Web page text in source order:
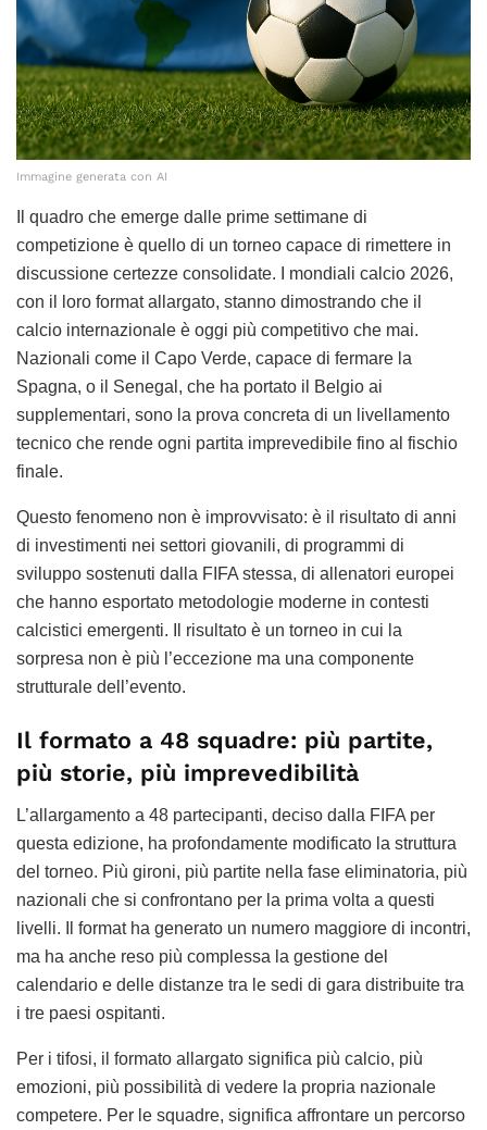
Immagine generata con AI
Il quadro che emerge dalle prime settimane di
competizione è quello di un torneo capace di rimettere in
discussione certezze consolidate. I mondiali calcio 2026,
con il loro format allargato, stanno dimostrando che il
calcio internazionale è oggi più competitivo che mai.
Nazionali come il Capo Verde, capace di fermare la
Spagna, o il Senegal, che ha portato il Belgio ai
supplementari, sono la prova concreta di un livellamento
tecnico che rende ogni partita imprevedibile fino al fischio
finale.
Questo fenomeno non è improvvisato: è il risultato di anni
di investimenti nei settori giovanili, di programmi di
sviluppo sostenuti dalla FIFA stessa, di allenatori europei
che hanno esportato metodologie moderne in contesti
calcistici emergenti. Il risultato è un torneo in cui la
sorpresa non è più l’eccezione ma una componente
strutturale dell’evento.
Il formato a 48 squadre: più partite,
più storie, più imprevedibilità
L’allargamento a 48 partecipanti, deciso dalla FIFA per
questa edizione, ha profondamente modificato la struttura
del torneo. Più gironi, più partite nella fase eliminatoria, più
nazionali che si confrontano per la prima volta a questi
livelli. Il format ha generato un numero maggiore di incontri,
ma ha anche reso più complessa la gestione del
calendario e delle distanze tra le sedi di gara distribuite tra
i tre paesi ospitanti.
Per i tifosi, il formato allargato significa più calcio, più
emozioni, più possibilità di vedere la propria nazionale
competere. Per le squadre, significa affrontare un percorso